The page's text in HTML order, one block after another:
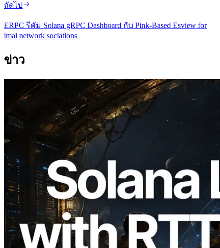
ถัดไป
ERPC รีคัม Solana gRPC Dashboard กับ Pink-Based Esview for
imal network sociations
ข่าว
2026.08.05
ERPC ขยาย Solana Leader Slot API ด้วย
การวัด Ping จาก 7 Region ทั่วโลก พร้อม